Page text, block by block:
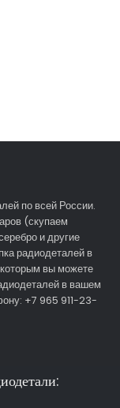
по всей России.
(скупаем
и другие
радиодеталей в
которым вы можете
в вашем
+7 965 911-23-